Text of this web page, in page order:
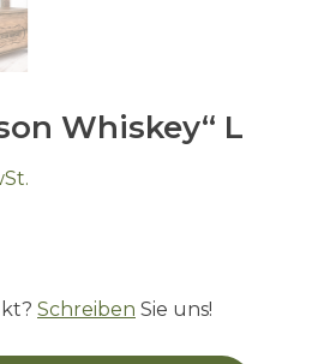
Whiskey“ L
Schreiben Sie uns!